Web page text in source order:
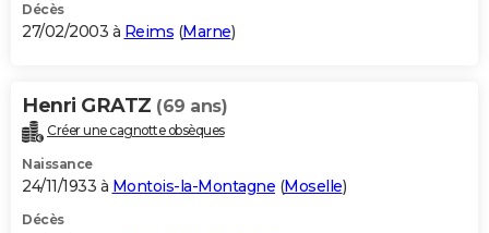
Décès
27/02/2003 à Reims (Marne)
Henri GRATZ (69 ans)
Créer une cagnotte obsèques
Naissance
24/11/1933 à Montois-la-Montagne (Moselle)
Décès